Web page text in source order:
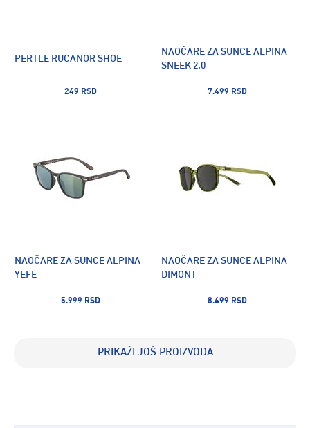
PERTLE RUCANOR SHOE
249 RSD
NAOČARE ZA SUNCE ALPINA
SNEEK 2.0
7.499 RSD
NAOČARE ZA SUNCE ALPINA
YEFE
5.999 RSD
NAOČARE ZA SUNCE ALPINA
DIMONT
8.499 RSD
PRIKAŽI JOŠ PROIZVODA